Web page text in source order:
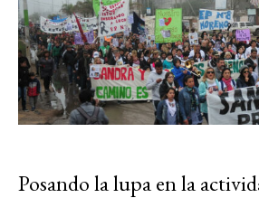
Posando la lupa en la